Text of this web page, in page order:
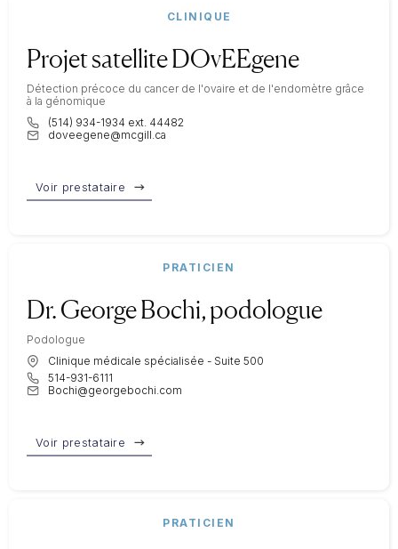
CLINIQUE
Projet satellite DOvEEgene
Détection précoce du cancer de l'ovaire et de l'endomètre grâce
à la génomique
(514) 934-1934 ext. 44482
doveegene@mcgill.ca
Voir prestataire
PRATICIEN
Dr. George Bochi, podologue
Podologue
Clinique médicale spécialisée - Suite 500
514-931-6111
Bochi@georgebochi.com
Voir prestataire
PRATICIEN